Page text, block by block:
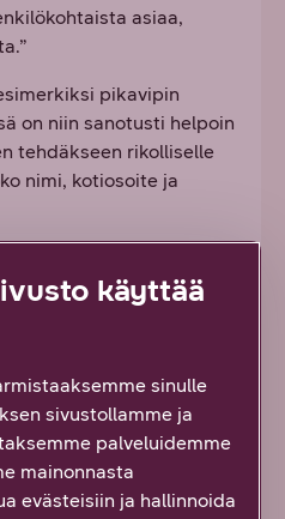
asiaa,
pikavipin
on niin sanotusti helpoin
tehdäkseen rikolliselle
nimi, kotiosoite ja
keräämällä ja
mahdollisuus,
käytettäisiin
lapselle ja perheelle
torjumisesta ja
virukset ovat enää
käyttää
sinulle
sivustollamme ja
palveluidemme
mainonnasta
evästeisiin ja hallinnoida